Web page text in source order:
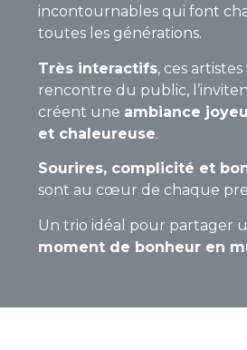
incontournables qui font
toutes les générations.
Très interactifs, ces
rencontre du public,
créent une ambiance
et chaleureuse.
Sourires, complicité et
sont au cœur de chaque
Un trio idéal pour partager
moment de bonheur en